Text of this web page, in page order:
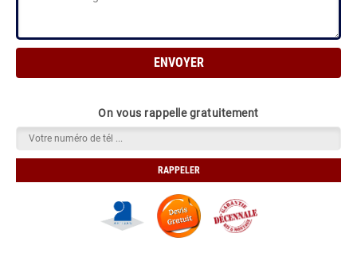
On vous rappelle gratuitement